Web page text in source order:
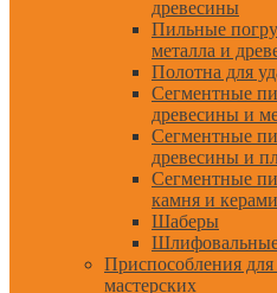
древесины
Пильные
металла и
Полотна для
Сегментные
древесины и
Сегментные
древесины и
Сегментные
камня и
Шаберы
Приспособления
мастерских